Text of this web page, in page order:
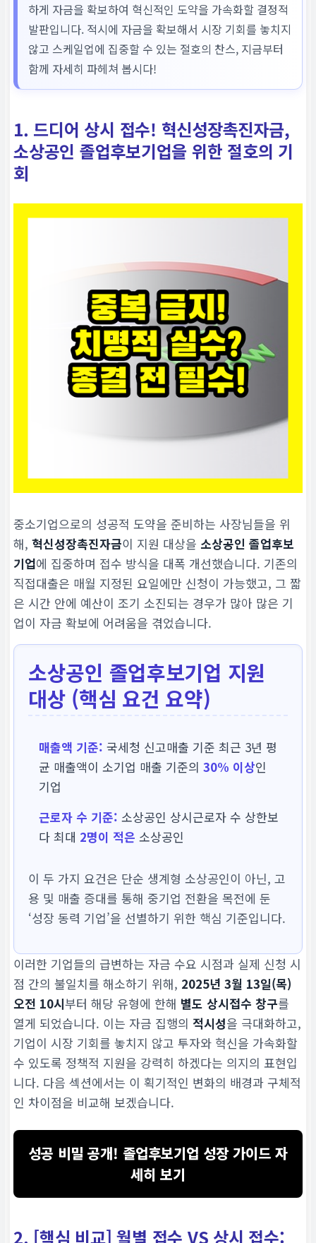
하게 자금을 확보하여 혁신적인 도약을 가속화할 결정적
발판입니다. 적시에 자금을 확보해서 시장 기회를 놓치지
않고 스케일업에 집중할 수 있는 절호의 찬스, 지금부터
함께 자세히 파헤쳐 봅시다!
1. 드디어 상시 접수! 혁신성장촉진자금,
소상공인 졸업후보기업을 위한 절호의 기
회
중소기업으로의 성공적 도약을 준비하는 사장님들을 위
해, 혁신성장촉진자금이 지원 대상을 소상공인 졸업후보
기업에 집중하며 접수 방식을 대폭 개선했습니다. 기존의
직접대출은 매월 지정된 요일에만 신청이 가능했고, 그 짧
은 시간 안에 예산이 조기 소진되는 경우가 많아 많은 기
업이 자금 확보에 어려움을 겪었습니다.
소상공인 졸업후보기업 지원
대상 (핵심 요건 요약)
매출액 기준: 국세청 신고매출 기준 최근 3년 평
균 매출액이 소기업 매출 기준의 30% 이상인
기업
근로자 수 기준: 소상공인 상시근로자 수 상한보
다 최대 2명이 적은 소상공인
이 두 가지 요건은 단순 생계형 소상공인이 아닌, 고
용 및 매출 증대를 통해 중기업 전환을 목전에 둔
‘성장 동력 기업’을 선별하기 위한 핵심 기준입니다.
이러한 기업들의 급변하는 자금 수요 시점과 실제 신청 시
점 간의 불일치를 해소하기 위해, 2025년 3월 13일(목)
오전 10시부터 해당 유형에 한해 별도 상시접수 창구를
열게 되었습니다. 이는 자금 집행의 적시성을 극대화하고,
기업이 시장 기회를 놓치지 않고 투자와 혁신을 가속화할
수 있도록 정책적 지원을 강력히 하겠다는 의지의 표현입
니다. 다음 섹션에서는 이 획기적인 변화의 배경과 구체적
인 차이점을 비교해 보겠습니다.
성공 비밀 공개! 졸업후보기업 성장 가이드 자
세히 보기
2. [핵심 비교] 월별 접수 VS 상시 접수: